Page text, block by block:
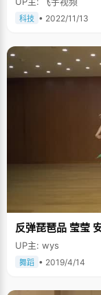
科技 • 2022/11/13
反弹琵琶品 莹莹
UP主: wys
舞蹈 • 2019/4/14